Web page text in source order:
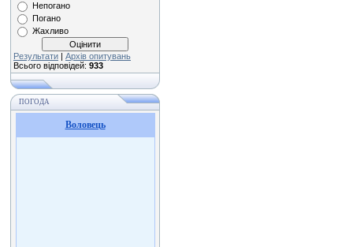
Непогано
Погано
Жахливо
Результати | Архів опитувань
Всього відповідей: 933
ПОГОДА
Воловець